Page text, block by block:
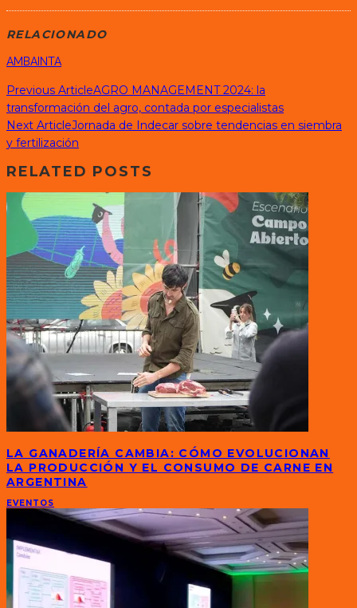
RELACIONADO
AMBAINTA
Previous ArticleAGRO MANAGEMENT 2024: la
transformación del agro, contada por especialistas
Next ArticleJornada de Indecar sobre tendencias en siembra
y fertilización
RELATED POSTS
LA GANADERÍA CAMBIA: CÓMO EVOLUCIONAN
LA PRODUCCIÓN Y EL CONSUMO DE CARNE EN
ARGENTINA
EVENTOS